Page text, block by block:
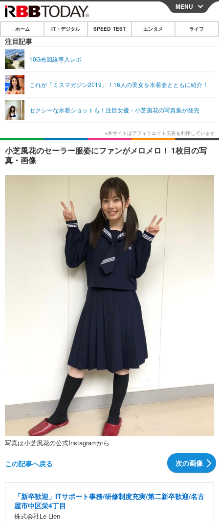
CLOSE
ホーム
IT・デジタル
ショッピング その他
SPEED TEST
エンタメ
エンタメTOP 映画・ドラマ
韓国・芸能
音楽 スポーツ
その他
ライフ
ライフTOP グルメ
ペット ショッピング
その他
リリース一覧
プッシュ通知の停止方法
MENU
ホーム IT・デジタル SPEED TEST エンタメ ライフ
注目記事
10G光回線導入レポ
これが「ミスマガジン2019」！16人の美女を水着姿とともに紹介！
セクシーな水着ショットも！注目女優・小芝風花の写真集が発売
小芝風花のセーラー服姿にファンがメロメロ！ 1枚目の写
真・画像
写真は小芝風花の公式Instagramから
次の画像
この記事へ戻る
「新卒歓迎」ITサポート事務/研修制度充実/第二新卒歓迎/名古
屋市中区栄4丁目
株式会社Le Lien